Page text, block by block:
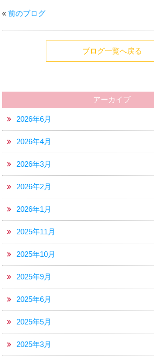
«前のブログ
ブログ一覧へ戻る
アーカイブ
2026年6月
2026年4月
2026年3月
2026年2月
2026年1月
2025年11月
2025年10月
2025年9月
2025年6月
2025年5月
2025年3月